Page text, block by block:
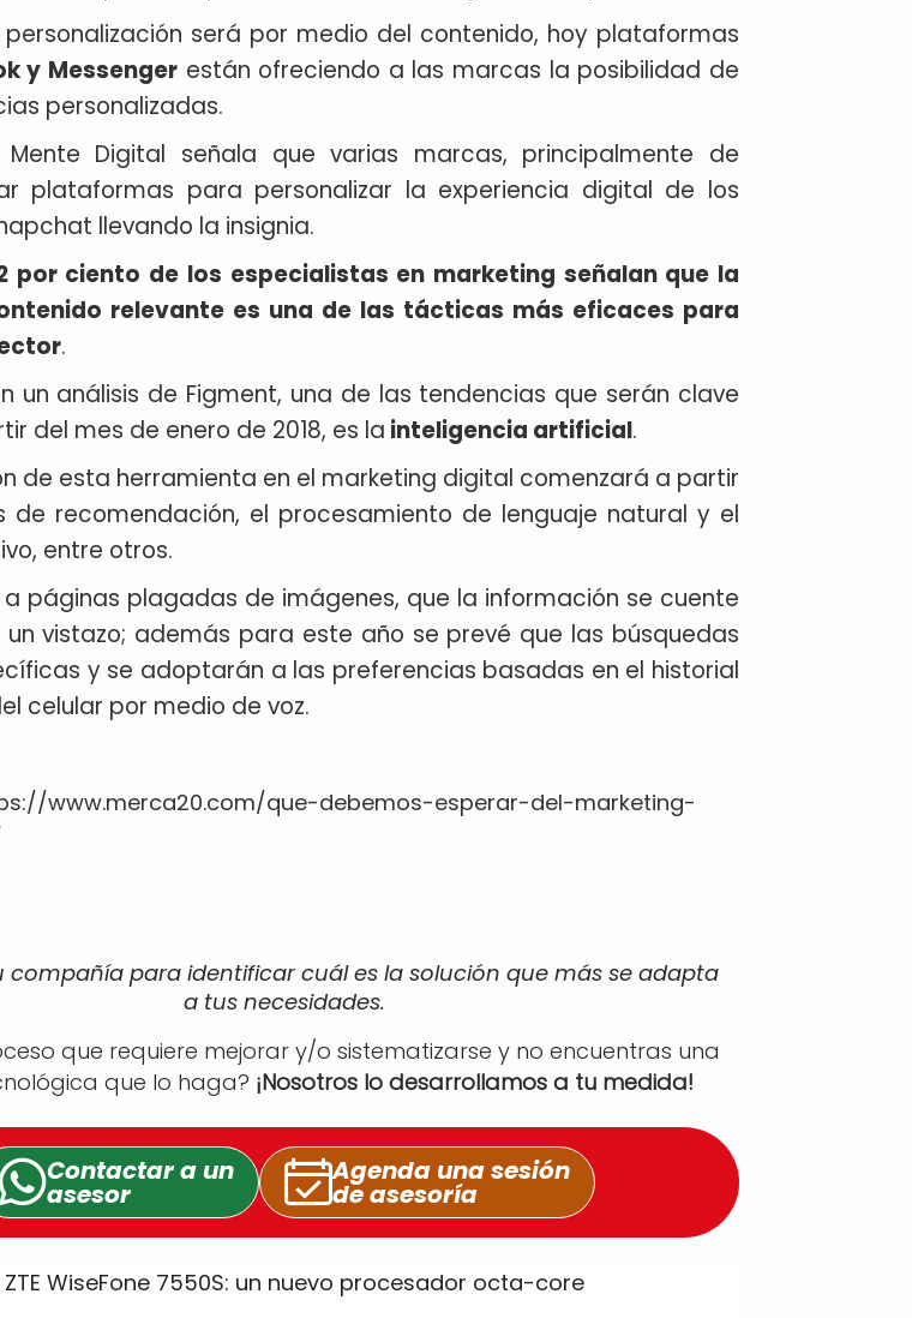
será por medio del contenido, hoy plataformas
y Messengerestán ofreciendo a las marcas la posibilidad de
personalizadas.
Digital señala que varias marcas, principalmente de
plataformas para personalizar la experiencia digital de los
llevando la insignia.
por ciento de los especialistas en marketing señalan que la
relevante es una de las tácticas más eficaces para
.
un análisis de Figment, una de las tendencias que serán clave
del mes de enero de 2018, es la inteligencia artificial.
de esta herramienta en el marketing digital comenzará a partir
de recomendación, el procesamiento de lenguaje natural y el
entre otros.
páginas plagadas de imágenes, que la información se cuente
vistazo; además para este año se prevé que las búsquedas
y se adoptarán a las preferencias basadas en el historial
celular por medio de voz.
www.merca20.com/que-debemos-esperar-del-marketing-
compañía para identificar cuál es la solución que más se adapta
a tus necesidades.
que requiere mejorar y/o sistematizarse y no encuentras una
que lo haga? ¡Nosotros lo desarrollamos a tu medida!
Contactar a un
asesor
Agenda una sesión
de asesoría